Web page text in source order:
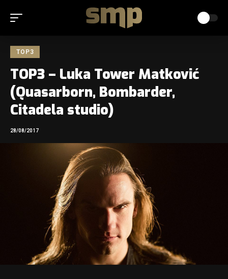
TOP3
TOP3 – Luka Tower Matković
(Quasarborn, Bombarder,
Citadela studio)
28/08/2017